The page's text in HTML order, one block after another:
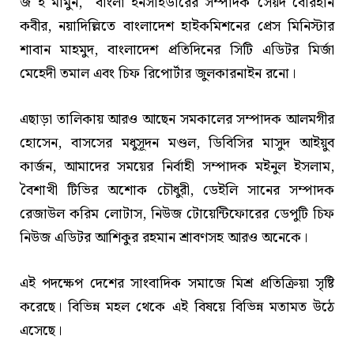
কবীর, নয়াদিল্লিতে বাংলাদেশ হাইকমিশনের প্রেস মিনিস্টার
শাবান মাহমুদ, বাংলাদেশ প্রতিদিনের সিটি এডিটর মির্জা
মেহেদী তমাল এবং চিফ রিপোর্টার জুলকারনাইন রনো।
এছাড়া তালিকায় আরও আছেন সমকালের সম্পাদক আলমগীর
হোসেন, বাসসের মধুসূদন মণ্ডল, ডিবিসির মাসুদ আইয়ুব
কার্জন, আমাদের সময়ের নির্বাহী সম্পাদক মইনুল ইসলাম,
বৈশাখী টিভির অশোক চৌধুরী, ডেইলি সানের সম্পাদক
রেজাউল করিম লোটাস, নিউজ টোয়েন্টিফোরের ডেপুটি চিফ
নিউজ এডিটর আশিকুর রহমান শ্রাবণসহ আরও অনেকে।
এই পদক্ষেপ দেশের সাংবাদিক সমাজে মিশ্র প্রতিক্রিয়া সৃষ্টি
করেছে। বিভিন্ন মহল থেকে এই বিষয়ে বিভিন্ন মতামত উঠে
এসেছে।